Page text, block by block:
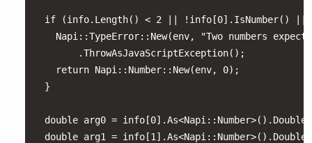
if (info.Length() < 2 || !info[0].IsNumber() ||
Napi::TypeError::New(env, "Two numbers
        .ThrowAsJavaScriptException();
    return Napi::Number::New(env, 0);
  }
double arg0 =
double arg1 =